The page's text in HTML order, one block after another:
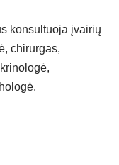
konsultuoja įvairių
chirurgas,